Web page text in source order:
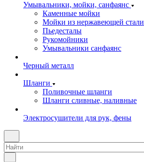
Умывальники, мойки, санфаянс
Каменные мойки
Мойки из нержавеющей стали
Пьедесталы
Рукомойники
Умывальники санфаянс
Черный металл
Шланги
Поливочные шланги
Шланги сливные, наливные
Электросушители для рук, фены